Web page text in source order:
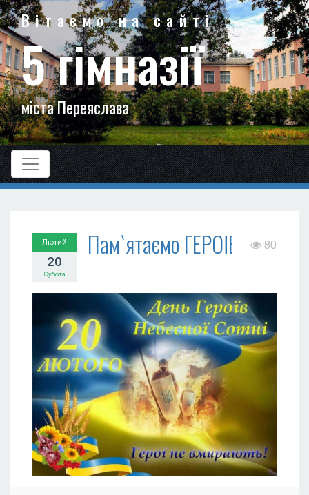
Вітаємо на сайті
5 гімназії
міста Переяслава
Лютий
20
Субота
Пам`ятаємо ГЕРОЇВ 80